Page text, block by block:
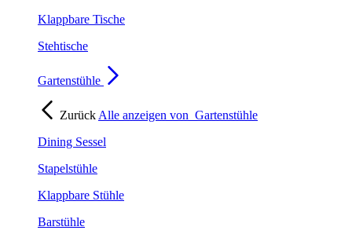
Klappbare Tische
Stehtische
Gartenstühle
Zurück Alle anzeigen von Gartenstühle
Dining Sessel
Stapelstühle
Klappbare Stühle
Barstühle